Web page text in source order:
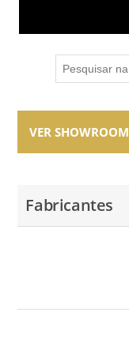
VER SHOWROOM
Coleções
Fabricantes